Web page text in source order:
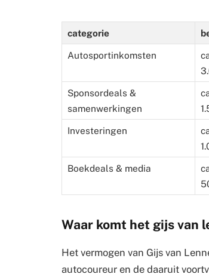
categorie
Autosportinkomsten
Sponsordeals &
samenwerkingen
Investeringen
Boekdeals & media
Waar komt het gijs van
Het vermogen van Gijs van
autocoureur en de daaruit